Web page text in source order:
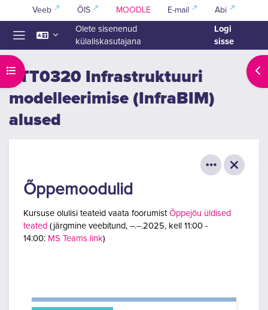
Jäta vahele peasisuni
Veeb ÕIS MOODLE E-mail Abi
Olete sisenenud
külaliskasutajana
Logi
sisse
Ava kursuse sisukord
ETT0320 Infrastruktuuri
modelleerimise (InfraBIM)
alused
Õppemoodulid
Kursuse olulisi teateid vaata foorumist Õppejõu üldised
teated (järgmine veebitund, --.--.2025, kell 11:00 -
14:00: MS Teams link)